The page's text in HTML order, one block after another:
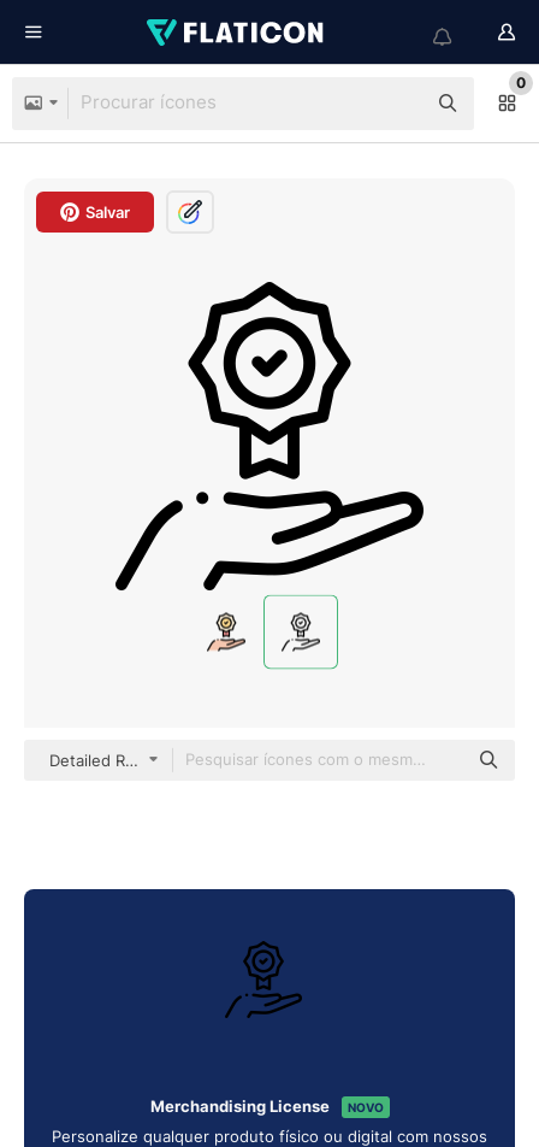
0
Salvar
Detailed Rounded Lineal
Merchandising License NOVO
Personalize qualquer produto físico ou digital com nossos